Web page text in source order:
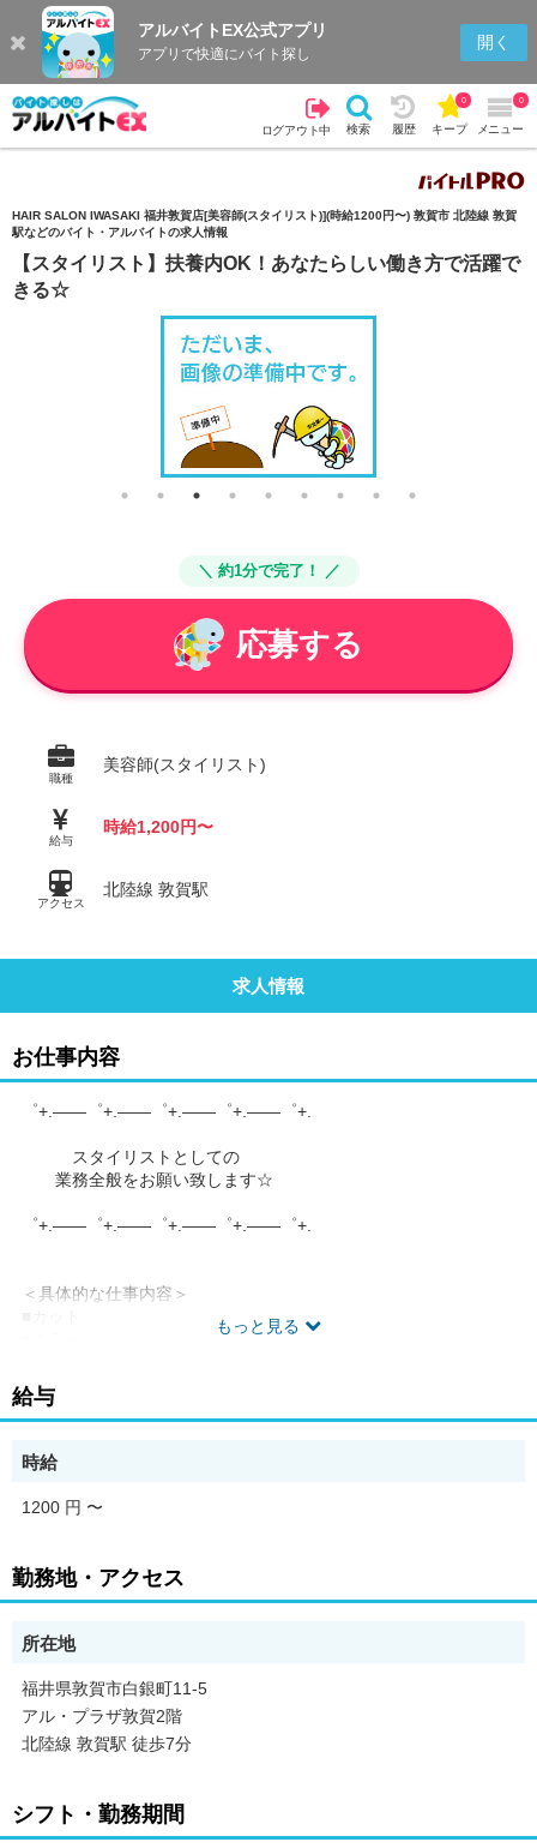
アルバイトEX公式アプリ
アプリで快適にバイト探し
開く
ログアウト中 検索 履歴 キープ
0
メニュー
0
検索 履歴
HAIR SALON IWASAKI 福井敦賀店[美容師(スタイリスト)](時給1200円〜) 敦賀市 北陸線 敦賀
駅などのバイト・アルバイトの求人情報
【スタイリスト】扶養内OK！あなたらしい働き方で活躍で
きる☆
＼ 約1分で完了！ ／
応募する
職種
美容師(スタイリスト)
給与
時給1,200円〜
アクセス
北陸線 敦賀駅
求人情報
お仕事内容
もっと見る
゜+.――゜+.――゜+.――゜+.――゜+.
スタイリストとしての
業務全般をお願い致します☆
゜+.――゜+.――゜+.――゜+.――゜+.
＜具体的な仕事内容＞
■シャンプー
■ブローの施術
☆働きやすい環境が整っているから安心☆
10年間美容業界から遠ざかっている・・・
そんな方でも丁寧な研修制度で、
担当やノルマがないことで、
他の美容室ではなかなかできない
働き方が実現できます◎
給与
時給
1200 円 〜
勤務地・アクセス
所在地
福井県敦賀市白銀町11-5
アル・プラザ敦賀2階
北陸線 敦賀駅 徒歩7分
シフト・勤務期間